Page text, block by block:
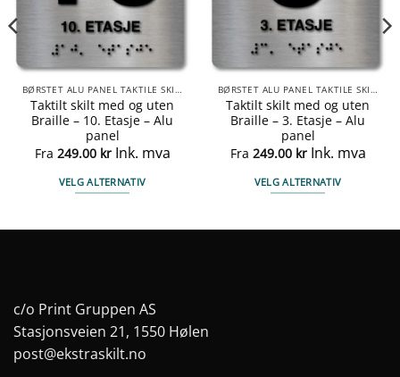
BØRSTET ALU PANEL TAKTILE SKILTER
Taktilt skilt med og uten
Braille – 10. Etasje – Alu
panel
Fra 249.00 kr Ink. mva
VELG ALTERNATIV
kan
velges
på
BØRSTET ALU PANEL TAKTILE SKILTER
Taktilt skilt med og uten
Braille – 3. Etasje – Alu
panel
Fra 249.00 kr Ink. mva
VELG ALTERNATIV
c/o Print Gruppen AS
Stasjonsveien 21, 1550 Hølen
post@ekstraskilt.no